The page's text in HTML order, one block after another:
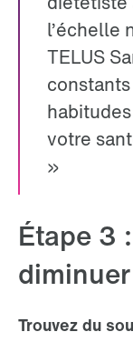
l’échelle
TELUS
votre
»
Étape 3
Trouvez du